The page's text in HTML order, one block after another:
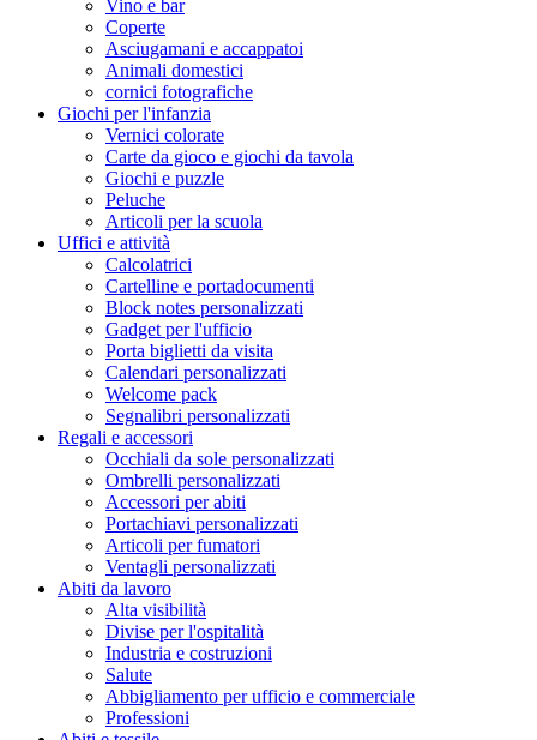
Vino e bar
Coperte
Asciugamani e accappatoi
Animali domestici
cornici fotografiche
Giochi per l'infanzia
Vernici colorate
Carte da gioco e giochi da tavola
Giochi e puzzle
Peluche
Articoli per la scuola
Uffici e attività
Calcolatrici
Cartelline e portadocumenti
Block notes personalizzati
Gadget per l'ufficio
Porta biglietti da visita
Calendari personalizzati
Welcome pack
Segnalibri personalizzati
Regali e accessori
Occhiali da sole personalizzati
Ombrelli personalizzati
Accessori per abiti
Portachiavi personalizzati
Articoli per fumatori
Ventagli personalizzati
Abiti da lavoro
Alta visibilità
Divise per l'ospitalità
Industria e costruzioni
Salute
Abbigliamento per ufficio e commerciale
Professioni